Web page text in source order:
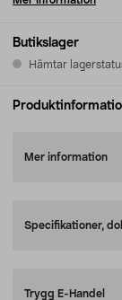
Butikslager
Hämtar
Mer information
Specifikationer,
Trygg E-Handel